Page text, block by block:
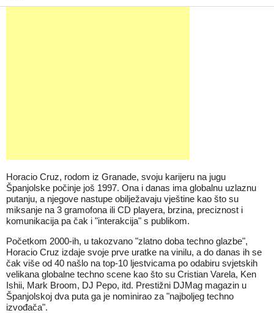
Horacio Cruz, rodom iz Granade, svoju karijeru na jugu
Španjolske počinje još 1997. Ona i danas ima globalnu uzlaznu
putanju, a njegove nastupe obilježavaju vještine kao što su
miksanje na 3 gramofona ili CD playera, brzina, preciznost i
komunikacija pa čak i "interakcija" s publikom.
Početkom 2000-ih, u takozvano "zlatno doba techno glazbe",
Horacio Cruz izdaje svoje prve uratke na vinilu, a do danas ih se
čak više od 40 našlo na top-10 ljestvicama po odabiru svjetskih
velikana globalne techno scene kao što su Cristian Varela, Ken
Ishii, Mark Broom, DJ Pepo, itd. Prestižni DJMag magazin u
Španjolskoj dva puta ga je nominirao za "najboljeg techno
izvođača".